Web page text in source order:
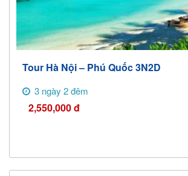
Tour Hà Nội – Phú Quốc 3N2D
3 ngày 2 đêm
2,550,000đ